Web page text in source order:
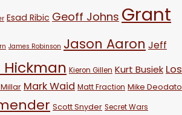
Esad Ribic Geoff Johns Grant
James Robinson Jason Aaron Jeff
Kieron Gillen Kurt Busiek Los
Mark Waid Matt Fraction Mike Deodato
Scott Snyder Secret Wars